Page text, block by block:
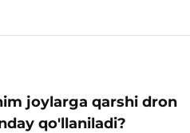
joylarga qarshi dron
qo'llaniladi?